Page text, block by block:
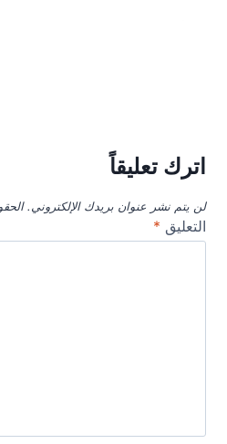
اترك تعليقاً
لن يتم نشر عنوان بريدك الإلكتروني.
التعليق *